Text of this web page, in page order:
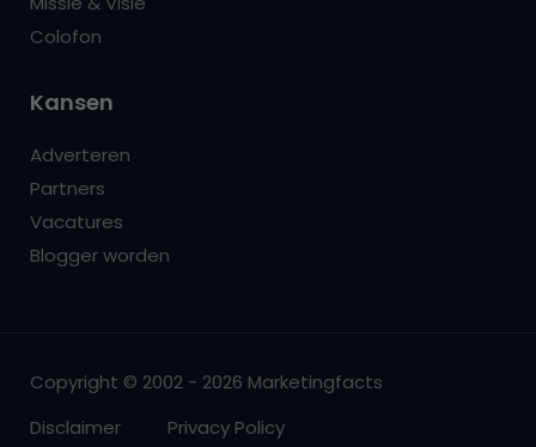
Colofon
Kansen
Adverteren
Partners
Vacatures
Blogger worden
Copyright © 2002 - 2026 Marketingfacts
Disclaimer
Privacy Policy